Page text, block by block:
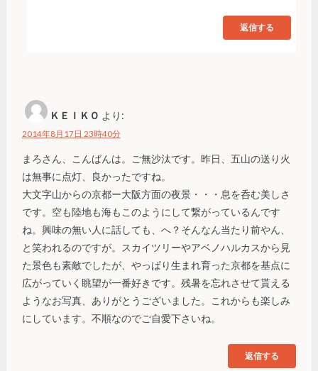
返信する
ＫＥＩＫＯ より:
2014年8月17日 23時40分
まろさん、こんばんは。ご無沙汰です。昨日、五山の送り火
は無事に点灯、良かったですね。
大文字山からの京都ー大阪方面の夜景・・・息を呑む美しさ
です。空も陸地も海もこのようにして繋がっているんです
ね。興味の無い人に話しても、へ？そんなん当たり前やん、
と笑われるのですが。スカイツリーやアベノハルカスから見
た景色も素敵でしたが、やっぱり生まれ育った京都を基点に
広がっていく眺望が一番好きです。残暑を忘れさせて貰える
ようなお写真、ありがとうございました。これからも楽しみ
にしています。不順なのでご自愛下さいね。
返信する